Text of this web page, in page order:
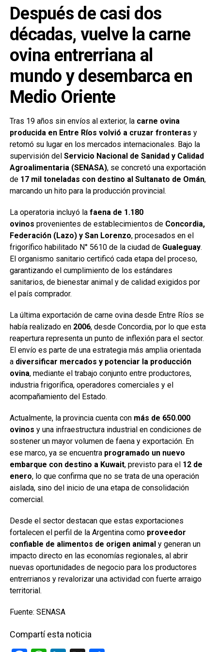
b
o
o
k
s
A
p
p
dI
n
p
ar
tir
Después de casi dos
décadas, vuelve la carne
ovina entrerriana al
mundo y desembarca en
Medio Oriente
Tras 19 años sin envíos al exterior, la carne ovina
producida en Entre Ríos volvió a cruzar fronteras y
retomó su lugar en los mercados internacionales. Bajo la
supervisión del Servicio Nacional de Sanidad y Calidad
Agroalimentaria (SENASA), se concretó una exportación
de 17 mil toneladas con destino al Sultanato de Omán,
marcando un hito para la producción provincial.
La operatoria incluyó la faena de 1.180
ovinos provenientes de establecimientos de Concordia,
Federación (Lazo) y San Lorenzo, procesados en el
frigorífico habilitado N° 5610 de la ciudad de Gualeguay.
El organismo sanitario certificó cada etapa del proceso,
garantizando el cumplimiento de los estándares
sanitarios, de bienestar animal y de calidad exigidos por
el país comprador.
La última exportación de carne ovina desde Entre Ríos se
había realizado en 2006, desde Concordia, por lo que esta
reapertura representa un punto de inflexión para el sector.
El envío es parte de una estrategia más amplia orientada
a diversificar mercados y potenciar la producción
ovina, mediante el trabajo conjunto entre productores,
industria frigorífica, operadores comerciales y el
acompañamiento del Estado.
Actualmente, la provincia cuenta con más de 650.000
ovinos y una infraestructura industrial en condiciones de
sostener un mayor volumen de faena y exportación. En
ese marco, ya se encuentra programado un nuevo
embarque con destino a Kuwait, previsto para el 12 de
enero, lo que confirma que no se trata de una operación
aislada, sino del inicio de una etapa de consolidación
comercial.
Desde el sector destacan que estas exportaciones
fortalecen el perfil de la Argentina como proveedor
confiable de alimentos de origen animal y generan un
impacto directo en las economías regionales, al abrir
nuevas oportunidades de negocio para los productores
entrerrianos y revalorizar una actividad con fuerte arraigo
territorial.
Fuente: SENASA
Compartí esta noticia